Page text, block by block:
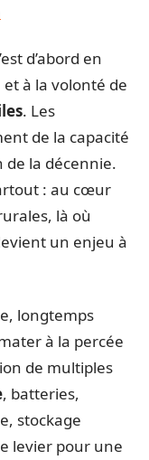
d’abord en
à la volonté de
. Les
de la capacité
de la décennie.
: au cœur
là où
un enjeu à
longtemps
à la percée
de multiples
, batteries,
stockage
levier pour une